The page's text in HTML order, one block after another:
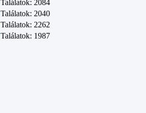
Találatok: 2084
Találatok: 2040
Találatok: 2262
Találatok: 1987